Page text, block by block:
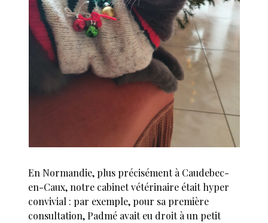
En Normandie, plus précisément à Caudebec-
en-Caux, notre cabinet vétérinaire était hyper
convivial : par exemple, pour sa première
consultation, Padmé avait eu droit à un petit